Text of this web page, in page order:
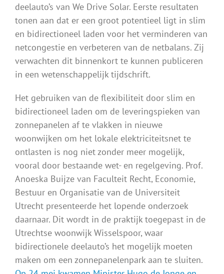
deelauto’s van We Drive Solar. Eerste resultaten
tonen aan dat er een groot potentieel ligt in slim
en bidirectioneel laden voor het verminderen van
netcongestie en verbeteren van de netbalans. Zij
verwachten dit binnenkort te kunnen publiceren
in een wetenschappelijk tijdschrift.
Het gebruiken van de flexibiliteit door slim en
bidirectioneel laden om de leveringspieken van
zonnepanelen af te vlakken in nieuwe
woonwijken om het lokale elektriciteitsnet te
ontlasten is nog niet zonder meer mogelijk,
vooral door bestaande wet- en regelgeving. Prof.
Anoeska Buijze van Faculteit Recht, Economie,
Bestuur en Organisatie van de Universiteit
Utrecht presenteerde het lopende onderzoek
daarnaar. Dit wordt in de praktijk toegepast in de
Utrechtse woonwijk Wisselspoor, waar
bidirectionele deelauto’s het mogelijk moeten
maken om een zonnepanelenpark aan te sluiten.